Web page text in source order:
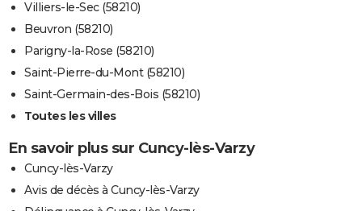
Villiers-le-Sec (58210)
Beuvron (58210)
Parigny-la-Rose (58210)
Saint-Pierre-du-Mont (58210)
Saint-Germain-des-Bois (58210)
Toutes les villes
En savoir plus sur Cuncy-lès-Varzy
Cuncy-lès-Varzy
Avis de décès à Cuncy-lès-Varzy